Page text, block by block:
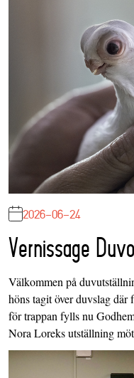
2026-06-24
Vernissage
Välkommen på
höns tagit över duvslag där
för trappan fylls nu
Nora Loreks utställning